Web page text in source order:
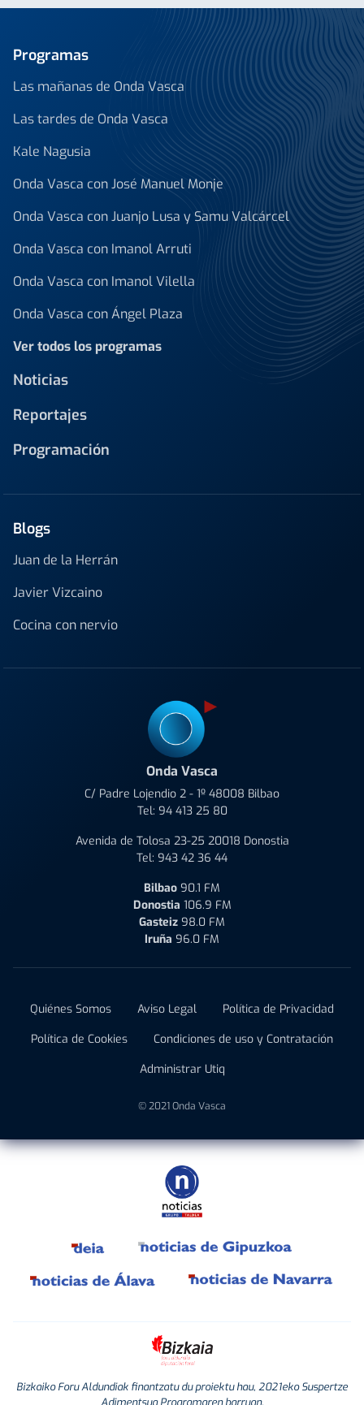
Programas
Las mañanas de Onda Vasca
Las tardes de Onda Vasca
Kale Nagusia
Onda Vasca con José Manuel Monje
Onda Vasca con Juanjo Lusa y Samu Valcárcel
Onda Vasca con Imanol Arruti
Onda Vasca con Imanol Vilella
Onda Vasca con Ángel Plaza
Ver todos los programas
Noticias
Reportajes
Programación
Blogs
Juan de la Herrán
Javier Vizcaino
Cocina con nervio
Onda Vasca
C/ Padre Lojendio 2 - 1º 48008 Bilbao
Tel: 94 413 25 80
Avenida de Tolosa 23-25 20018 Donostia
Tel: 943 42 36 44
Bilbao 90.1 FM
Donostia 106.9 FM
Gasteiz 98.0 FM
Iruña 96.0 FM
Quiénes Somos Aviso Legal
Política de Privacidad
Política de Cookies
Condiciones de uso y Contratación
Administrar Utiq
© 2021 Onda Vasca
Bizkaiko Foru Aldundiak finantzatu du proiektu hau, 2021eko Suspertze
Adimentsua Programaren barruan.